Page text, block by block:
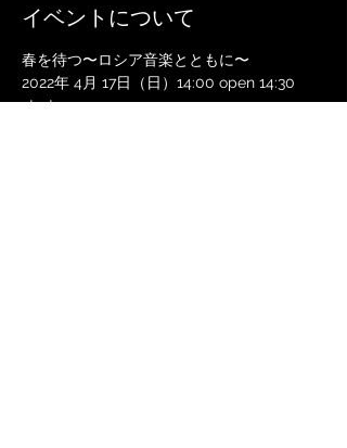
イベントについて
春を待つ〜ロシア音楽とともに〜
2022年 4月 17日（日）14:00 open 14:30
start